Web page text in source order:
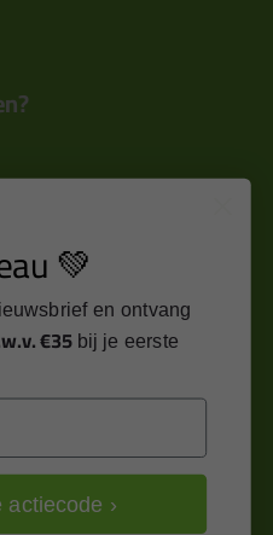
rechtstreeks in je
💚
en ontvang
€35 bij je eerste
›